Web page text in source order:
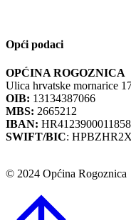
Opći podaci
OPĆINA ROGOZNICA
Ulica hrvatske mornarice
OIB: 13134387066
MBS: 2665212
IBAN:
SWIFT/BIC: HPBZHR2X
© 2024 Općina Rogoznica